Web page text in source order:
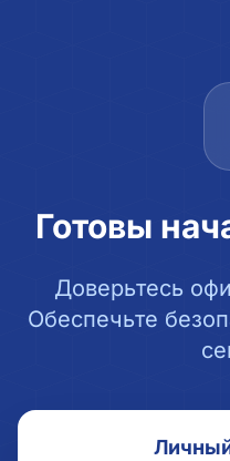
Готовы
Доверьтесь
Обеспечьте